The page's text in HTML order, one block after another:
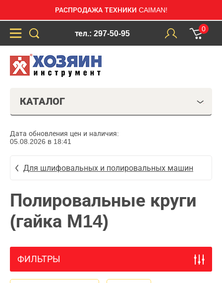
РАСПРОДАЖА ТЕХНИКИ CAIMAN!
тел.: 297-50-95
0
КАТАЛОГ
Дата обновления цен и наличия:
05.08.2026 в 18:41
Для шлифовальных и полировальных машин
Полировальные круги
(гайка М14)
ФИЛЬТРЫ